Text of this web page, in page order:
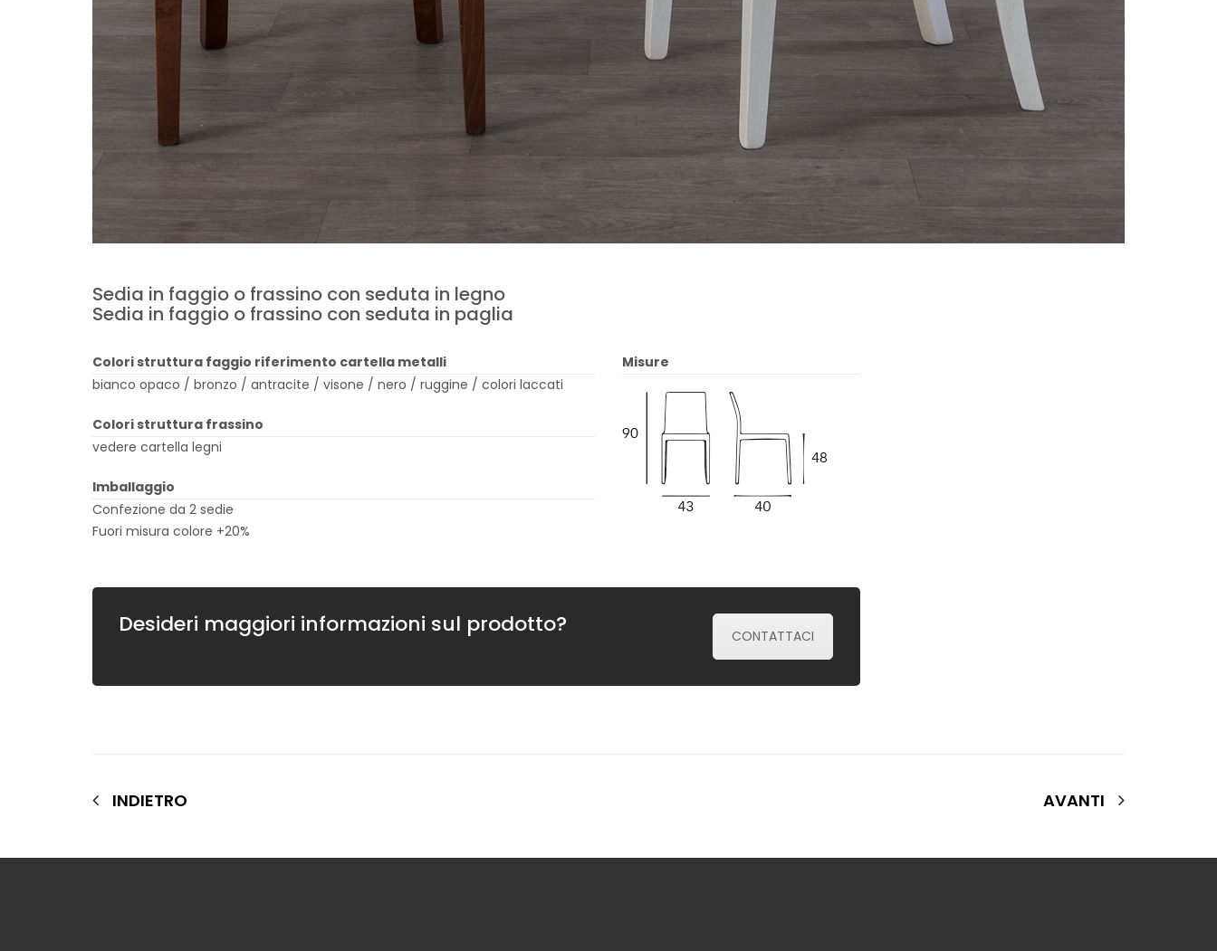
Sedia in faggio o frassino con seduta in legno
Sedia in faggio o frassino con seduta in paglia
Colori struttura faggio riferimento cartella metalli
bianco opaco / bronzo / antracite / visone / nero / ruggine / colori laccati
Colori struttura frassino
vedere cartella legni
Imballaggio
Confezione da 2 sedie
Fuori misura colore +20%
Misure
Desideri maggiori informazioni sul prodotto? CONTATTACI
INDIETRO AVANTI